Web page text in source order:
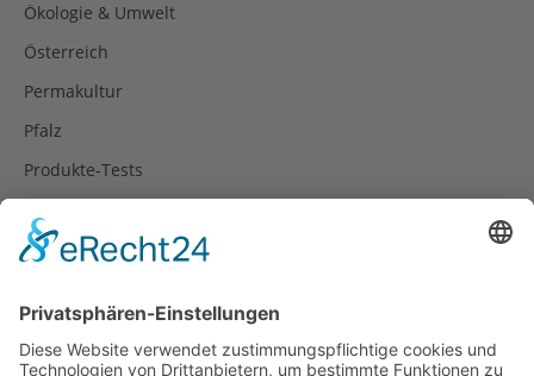
Ökologie & Umwelt
Österreich
Permakultur
Pfalz
Produkte-Tests
Rezepte
Spanien
Südtirol